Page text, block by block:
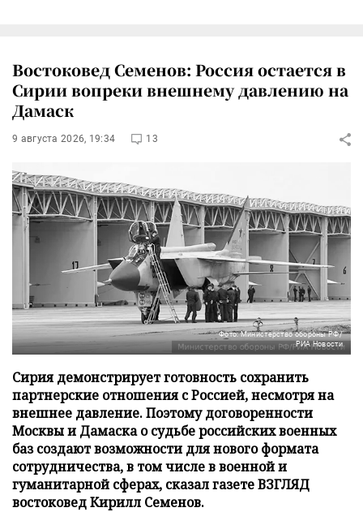
Востоковед Семенов: Россия остается в
Сирии вопреки внешнему давлению на
Дамаск
9 августа 2026, 19:34 13
Фото: Министерство обороны РФ/
РИА Новости
Сирия демонстрирует готовность сохранить
партнерские отношения с Россией, несмотря на
внешнее давление. Поэтому договоренности
Москвы и Дамаска о судьбе российских военных
баз создают возможности для нового формата
сотрудничества, в том числе в военной и
гуманитарной сферах, сказал газете ВЗГЛЯД
востоковед Кирилл Семенов.